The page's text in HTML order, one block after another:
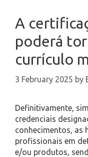
A
poderá
currículo
3 February 2025 by
Definitivamente,
credenciais
conhecimentos, as
profissionais em
e/ou produtos,